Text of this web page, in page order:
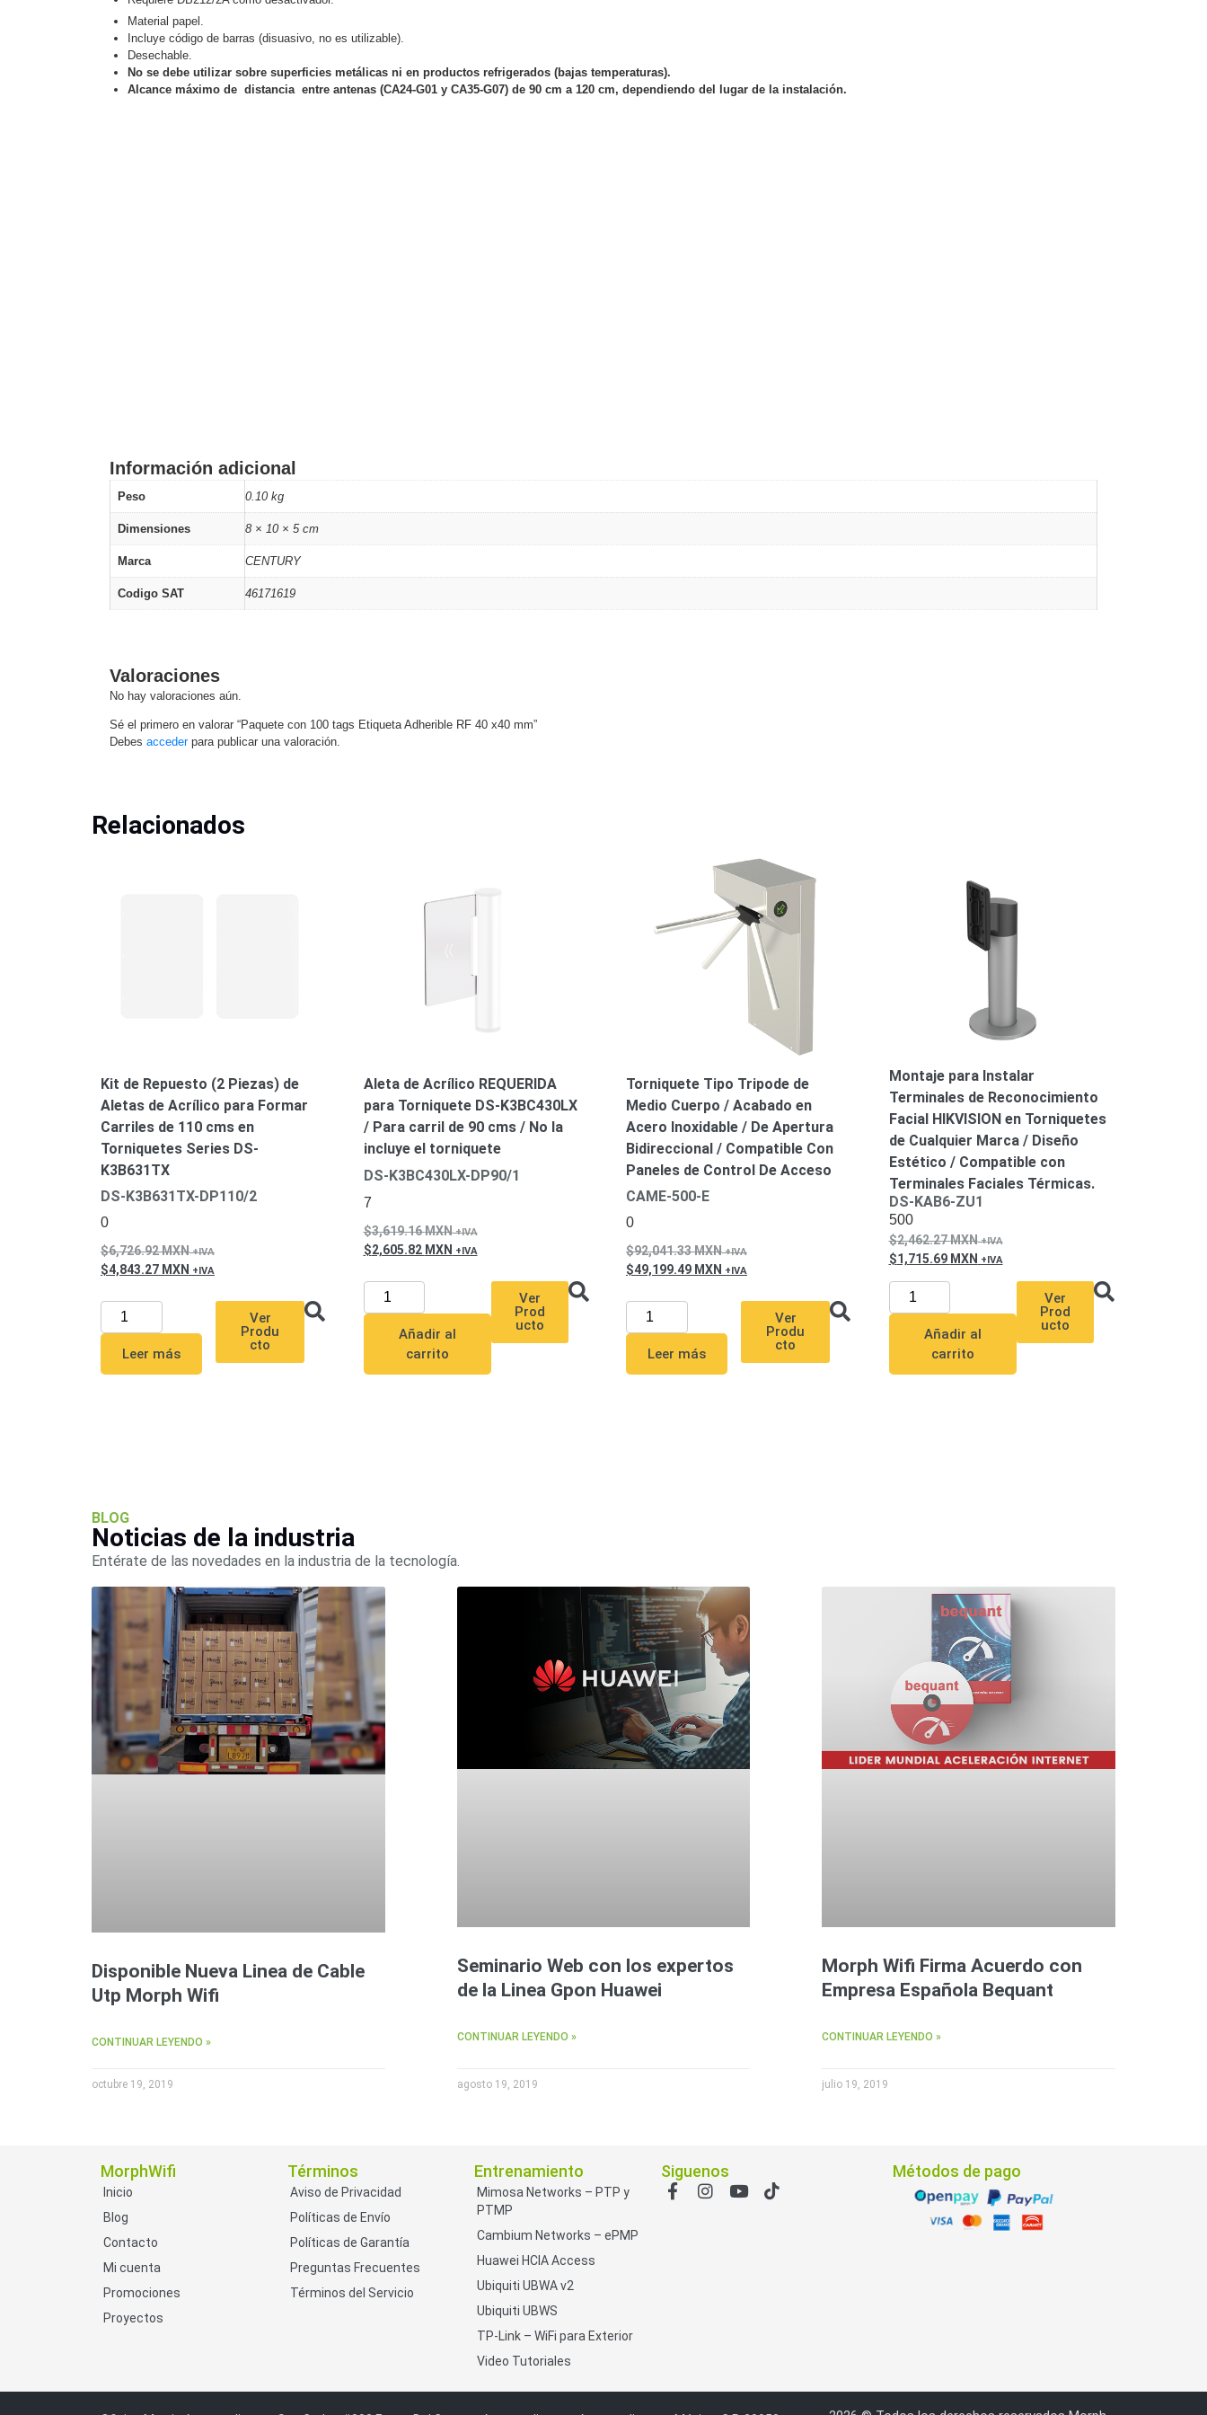
EPCOM Cloud
Videograbadoras Móviles, Dash Cams y Body Cams
AccesoriosBody Cams (Portátiles) Cámaras MóvilesDash Cams
Videoporteros e Interfonos
Material papel.
Incluye código de barras (disuasivo, no es utilizable).
Desechable.
No se debe utilizar sobre superficies metálicas ni en productos refrigerados (bajas temperaturas).
Alcance máximo de distancia entre antenas (CA24-G01 y CA35-G07) de 90 cm a 120 cm, dependiendo del lugar de la instalación.
Información adicional
Peso 0.10 kg
Dimensiones 8 × 10 × 5 cm
Marca CENTURY
Codigo SAT 46171619
Valoraciones
No hay valoraciones aún.
Sé el primero en valorar “Paquete con 100 tags Etiqueta Adherible RF 40 x40 mm”
Debes accederpara publicar una valoración.
Relacionados
Kit de Repuesto (2 Piezas) de
Aletas de Acrílico para Formar
Carriles de 110 cms en
Torniquetes Series DS-
K3B631TX
DS-K3B631TX-DP110/2
0
6,726.92MXN
4,843.27 MXN
Leer más
Ver
Produ
cto
Aleta de Acrílico REQUERIDA
para Torniquete DS-K3BC430LX
/ Para carril de 90 cms / No la
incluye el torniquete
DS-K3BC430LX-DP90/1
7
3,619.16MXN
2,605.82 MXN
Añadir al
carrito
Ver
Prod
ucto
Torniquete Tipo Tripode de
Medio Cuerpo / Acabado en
Acero Inoxidable / De Apertura
Bidireccional / Compatible Con
Paneles de Control De Acceso
CAME-500-E
0
92,041.33MXN
49,199.49 MXN
Leer más
Ver
Produ
cto
Montaje para Instalar
Terminales de Reconocimiento
Facial HIKVISION en Torniquetes
de Cualquier Marca / Diseño
Estético / Compatible con
Terminales Faciales Térmicas.
DS-KAB6-ZU1
500
2,462.27MXN
1,715.69 MXN
Añadir al
carrito
Ver
Prod
ucto
BLOG
Noticias de la industria
Entérate de las novedades en la industria de la tecnología.
Disponible Nueva Linea de Cable
Utp Morph Wifi
CONTINUAR LEYENDO »
octubre 19, 2019
Seminario Web con los expertos
de la Linea Gpon Huawei
CONTINUAR LEYENDO »
agosto 19, 2019
Morph Wifi Firma Acuerdo con
Empresa Española Bequant
CONTINUAR LEYENDO »
julio 19, 2019
MorphWifi
Inicio
Blog
Contacto
Mi cuenta
Promociones
Proyectos
Términos
Aviso de Privacidad
Políticas de Envío
Políticas de Garantía
Preguntas Frecuentes
Términos del Servicio
Entrenamiento
Mimosa Networks – PTP y
PTMP
Cambium Networks – ePMP
Huawei HCIA Access
Ubiquiti UBWA v2
Ubiquiti UBWS
TP-Link – WiFi para Exterior
Video Tutoriales
Siguenos Métodos de pago